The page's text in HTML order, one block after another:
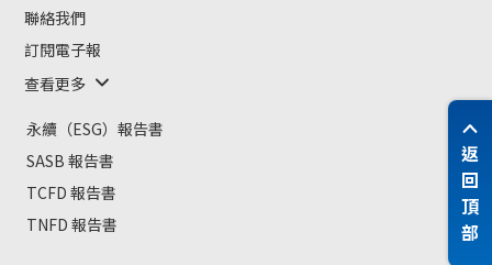
聯絡我們
訂閱電子報
查看更多
永續（ESG）報告書
SASB 報告書
TCFD 報告書
TNFD 報告書
返
回
頂
部